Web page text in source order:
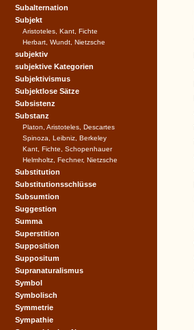
Subalternation
Subjekt
Aristoteles, Kant, Fichte
Herbart, Wundt, Nietzsche
subjektiv
subjektive Kategorien
Subjektivismus
Subjektlose Sätze
Subsistenz
Substanz
Platon, Aristoteles, Descartes
Spinoza, Leibniz, Berkeley
Kant, Fichte, Schopenhauer
Helmholtz, Fechner, Nietzsche
Substitution
Substitutionsschlüsse
Subsumtion
Suggestion
Summa
Superstition
Supposition
Suppositum
Supranaturalismus
Symbol
Symbolisch
Symmetrie
Sympathie